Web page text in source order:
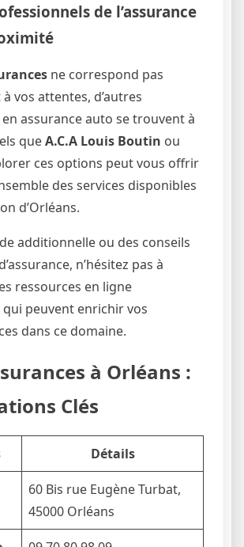
de l’assurance
ne correspond pas
vos attentes, d’autres
assurance auto se trouvent à
queA.C.A Louis Boutin ou
ces options peut vous offrir
des services disponibles
d’Orléans.
additionnelle ou des conseils
n’hésitez pas à
ressources en ligne
peuvent enrichir vos
dans ce domaine.
à Orléans :
Clés
Détails
60 Bis rue Eugène Turbat,
45000 Orléans